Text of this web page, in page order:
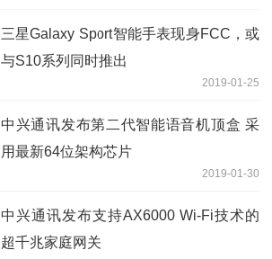
三星Galaxy Sport智能手表现身FCC，或
与S10系列同时推出
2019-01-25
中兴通讯发布第二代智能语音机顶盒 采
用最新64位架构芯片
2019-01-30
中兴通讯发布支持AX6000 Wi-Fi技术的
超千兆家庭网关